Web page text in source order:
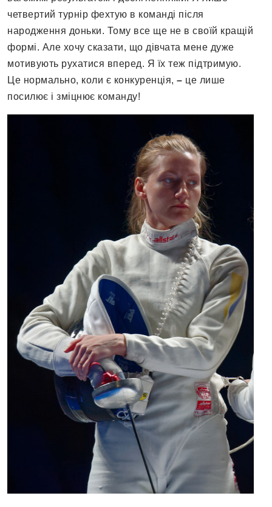
четвертий турнір фехтую в команді після
народження доньки. Тому все ще не в своїй кращій
формі. Але хочу сказати, що дівчата мене дуже
мотивують рухатися вперед. Я їх теж підтримую.
Це нормально, коли є конкуренція, – це лише
посилює і зміцнює команду!